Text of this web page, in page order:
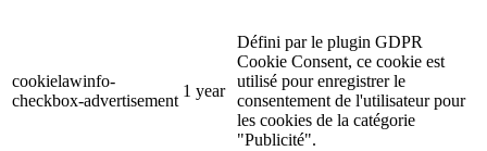
cookielawinfo-
checkbox-advertisement
1 year
Défini par le plugin GDPR
Cookie Consent, ce cookie est
utilisé pour enregistrer le
consentement de l'utilisateur pour
les cookies de la catégorie
"Publicité".